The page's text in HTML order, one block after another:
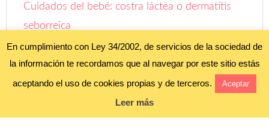
Cuidados del bebé: costra láctea o dermatitis
seborreica
Entrevista a Lucía, mi pediatra
Evolución de la motricidad fina
Aviso legal y política de privacidad
En cumplimiento con Ley 34/2002, de servicios de la sociedad de
la información te recordamos que al navegar por este sitio estás
aceptando el uso de cookies propias y de terceros.
Aceptar
Leer más